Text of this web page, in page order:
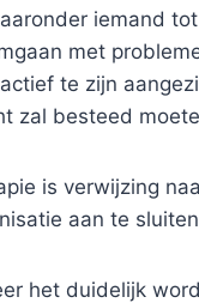
iemand
met
te zijn
zal besteed
is verwijzing
aan te
het duidelijk